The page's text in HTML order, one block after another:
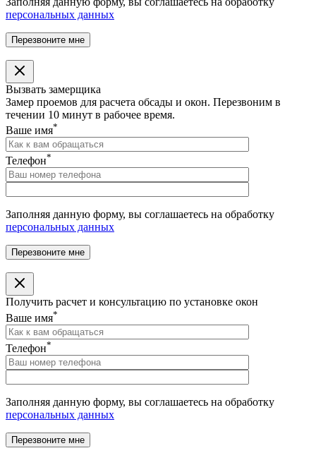
персональных данных
Вызвать замерщика
Замер проемов для расчета обсады и окон. Перезвоним в
течении 10 минут в рабочее время.
Ваше имя*
Телефон*
Заполняя данную форму, вы соглашаетесь на обработку
персональных данных
Получить расчет и консультацию по установке окон
Ваше имя*
Телефон*
Заполняя данную форму, вы соглашаетесь на обработку
персональных данных